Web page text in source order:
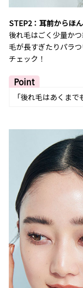
STEP2：耳前からほ
後れ毛はごく少量か
毛が長すぎたりパラ
チェック！
Point
「後れ毛はあくまで